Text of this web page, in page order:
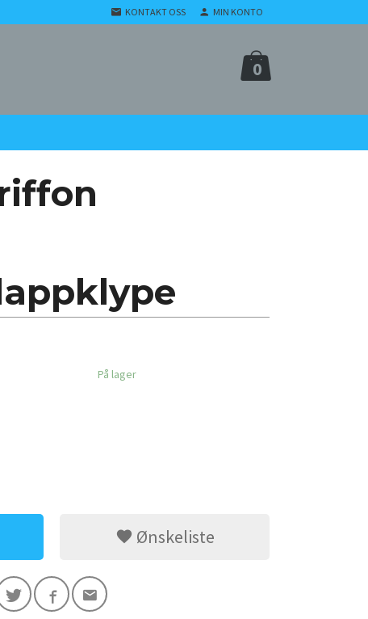
KONTAKT OSS MIN KONTO
0
På lager
Ønskeliste